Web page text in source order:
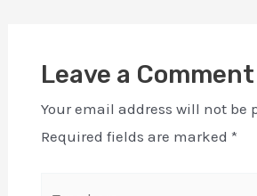
Leave a Comment
Your email address will not be
Required fields are marked *